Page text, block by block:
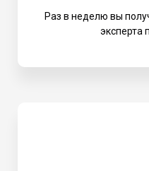
Раз в неделю вы
эксперта